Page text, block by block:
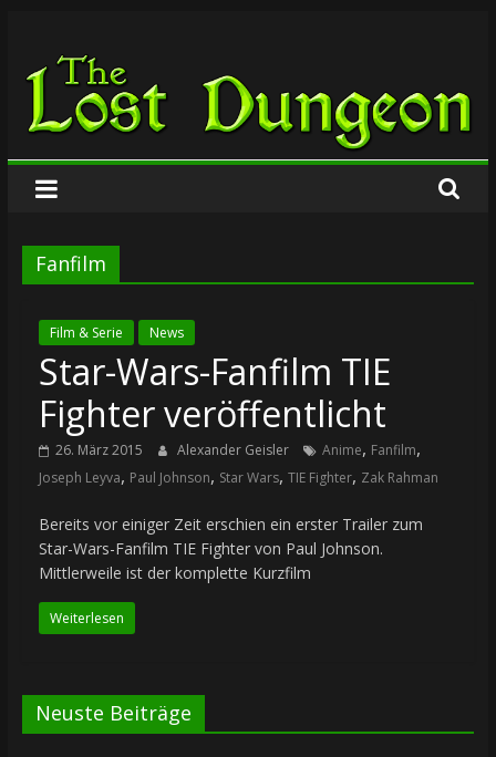
springen
The
Lost
Dungeon
Fanfilm
Film & Serie News
Star-Wars-Fanfilm TIE
Fighter veröffentlicht
26. März 2015 Alexander Geisler Anime, Fanfilm,
Joseph Leyva, Paul Johnson, Star Wars, TIE Fighter, Zak Rahman
Bereits vor einiger Zeit erschien ein erster Trailer zum
Star-Wars-Fanfilm TIE Fighter von Paul Johnson.
Mittlerweile ist der komplette Kurzfilm
Weiterlesen
Neuste Beiträge